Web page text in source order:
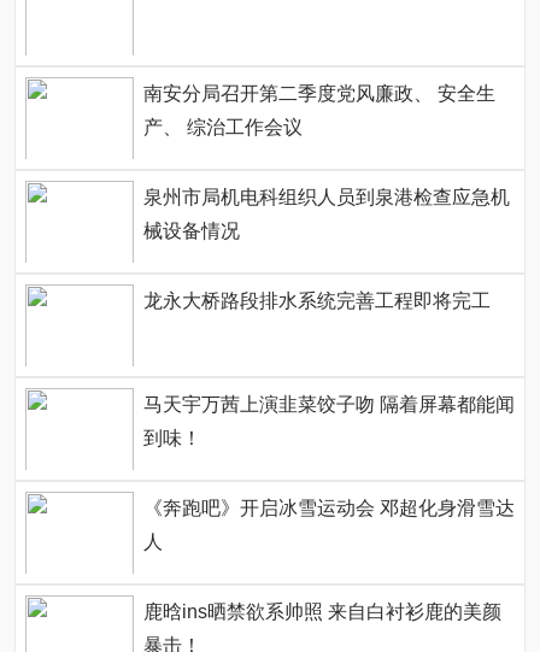
南安分局召开第二季度党风廉政、 安全生
产、 综治工作会议
泉州市局机电科组织人员到泉港检查应急机
械设备情况
龙永大桥路段排水系统完善工程即将完工
马天宇万茜上演韭菜饺子吻 隔着屏幕都能闻
到味！
《奔跑吧》开启冰雪运动会 邓超化身滑雪达
人
鹿晗ins晒禁欲系帅照 来自白衬衫鹿的美颜
暴击！